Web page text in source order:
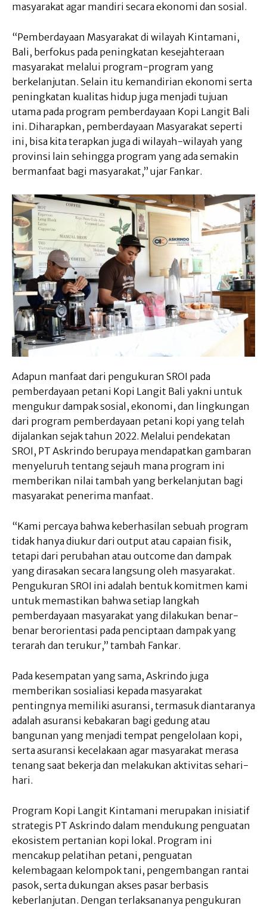
masyarakat agar mandiri secara ekonomi dan sosial.
“Pemberdayaan Masyarakat di wilayah Kintamani,
Bali, berfokus pada peningkatan kesejahteraan
masyarakat melalui program-program yang
berkelanjutan. Selain itu kemandirian ekonomi serta
peningkatan kualitas hidup juga menjadi tujuan
utama pada program pemberdayaan Kopi Langit Bali
ini. Diharapkan, pemberdayaan Masyarakat seperti
ini, bisa kita terapkan juga di wilayah-wilayah yang
provinsi lain sehingga program yang ada semakin
bermanfaat bagi masyarakat,” ujar Fankar.
Adapun manfaat dari pengukuran SROI pada
pemberdayaan petani Kopi Langit Bali yakni untuk
mengukur dampak sosial, ekonomi, dan lingkungan
dari program pemberdayaan petani kopi yang telah
dijalankan sejak tahun 2022. Melalui pendekatan
SROI, PT Askrindo berupaya mendapatkan gambaran
menyeluruh tentang sejauh mana program ini
memberikan nilai tambah yang berkelanjutan bagi
masyarakat penerima manfaat.
“Kami percaya bahwa keberhasilan sebuah program
tidak hanya diukur dari output atau capaian fisik,
tetapi dari perubahan atau outcome dan dampak
yang dirasakan secara langsung oleh masyarakat.
Pengukuran SROI ini adalah bentuk komitmen kami
untuk memastikan bahwa setiap langkah
pemberdayaan masyarakat yang dilakukan benar-
benar berorientasi pada penciptaan dampak yang
terarah dan terukur,” tambah Fankar.
Pada kesempatan yang sama, Askrindo juga
memberikan sosialiasi kepada masyarakat
pentingnya memiliki asuransi, termasuk diantaranya
adalah asuransi kebakaran bagi gedung atau
bangunan yang menjadi tempat pengelolaan kopi,
serta asuransi kecelakaan agar masyarakat merasa
tenang saat bekerja dan melakukan aktivitas sehari-
hari.
Program Kopi Langit Kintamani merupakan inisiatif
strategis PT Askrindo dalam mendukung penguatan
ekosistem pertanian kopi lokal. Program ini
mencakup pelatihan petani, penguatan
kelembagaan kelompok tani, pengembangan rantai
pasok, serta dukungan akses pasar berbasis
keberlanjutan. Dengan terlaksananya pengukuran